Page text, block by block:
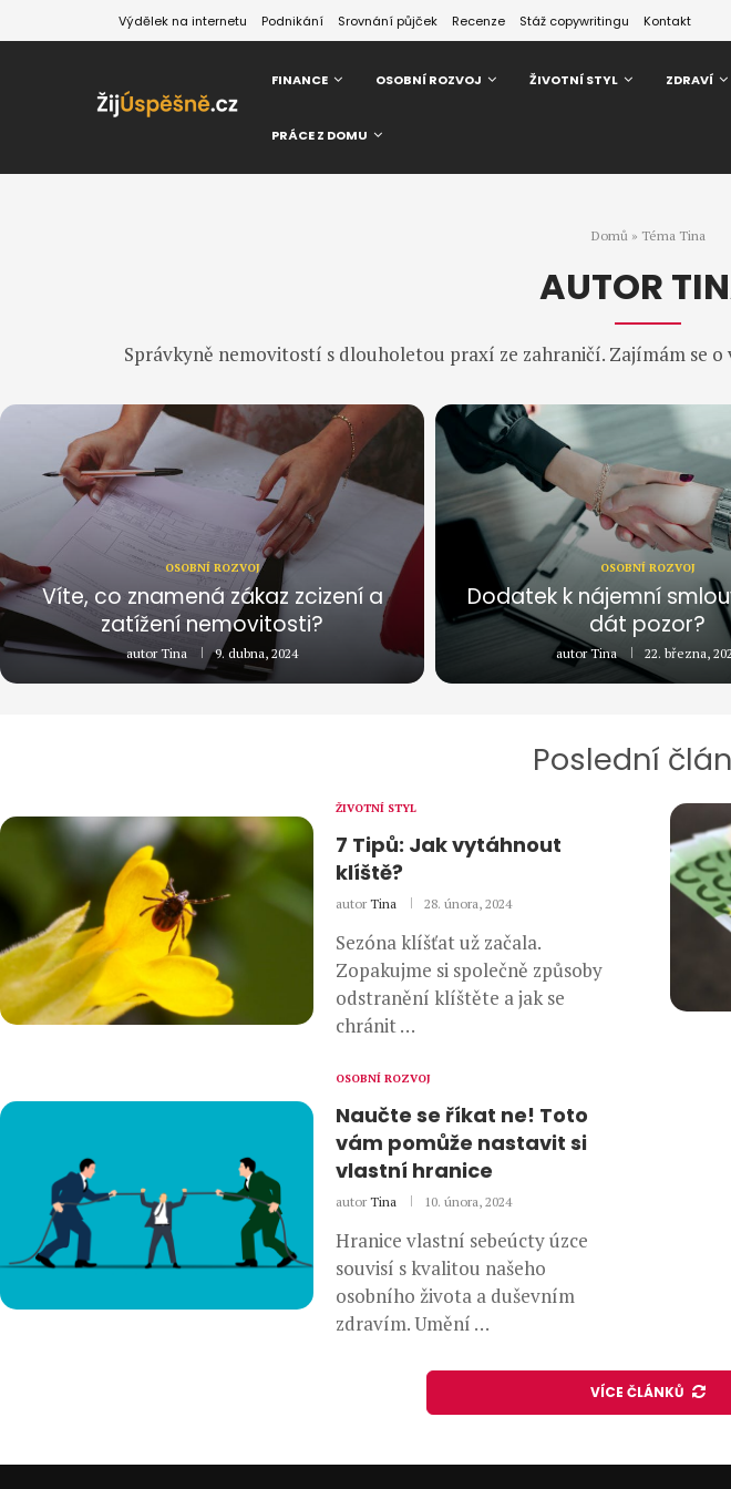
Výdělek na internetu Podnikání Srovnání půjček Recenze Stáž copywritingu Kontakt
FINANCE OSOBNÍ ROZVOJ ŽIVOTNÍ STYL ZDRAVÍ
PRÁCE Z DOMU
Domů» Téma Tina
AUTOR
Správkyně nemovitostí s dlouholetou praxí ze zahraničí. Zajímám se
OSOBNÍ ROZVOJ
Víte, co znamená zákaz zcizení a
zatížení nemovitosti?
autorTina 9. dubna, 2024
OSOBNÍ ROZVOJ
Dodatek k nájemní
dát pozor?
autorTina 22. března,
Poslední
ŽIVOTNÍ STYL
7 Tipů: Jak vytáhnout
klíště?
autor Tina 28. února, 2024
Sezóna klíšťat už začala.
Zopakujme si společně způsoby
odstranění klíštěte a jak se
chránit …
OSOBNÍ ROZVOJ
Naučte se říkat ne! Toto
vám pomůže nastavit si
vlastní hranice
autor Tina 10. února, 2024
Hranice vlastní sebeúcty úzce
souvisí s kvalitou našeho
osobního života a duševním
zdravím. Umění …
VÍCE ČLÁNKŮ